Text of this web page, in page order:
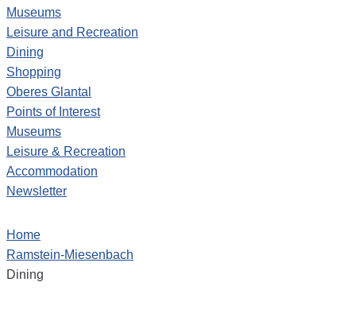
Museums
Leisure and Recreation
Dining
Shopping
Oberes Glantal
Points of Interest
Museums
Leisure & Recreation
Accommodation
Newsletter
Home
Ramstein-Miesenbach
Dining